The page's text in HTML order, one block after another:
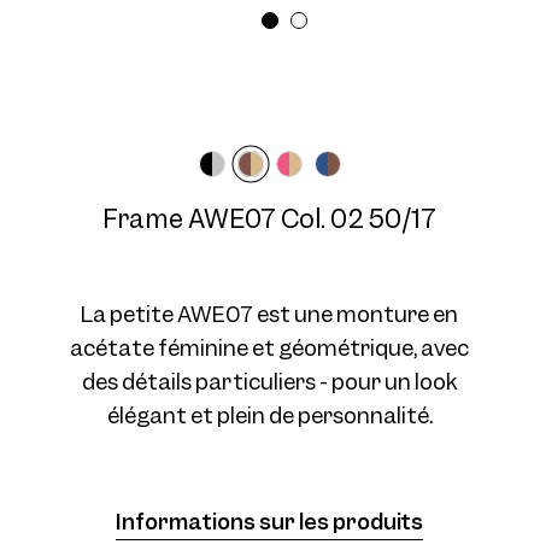
Frame AWE07 Col. 02 50/17
La petite AWE07 est une monture en
acétate féminine et géométrique, avec
des détails particuliers - pour un look
élégant et plein de personnalité.
Informations sur les produits
Longueur des
Frame AWE07 Col. 03 50/17
Frame AWE07 Col. 04 50/17